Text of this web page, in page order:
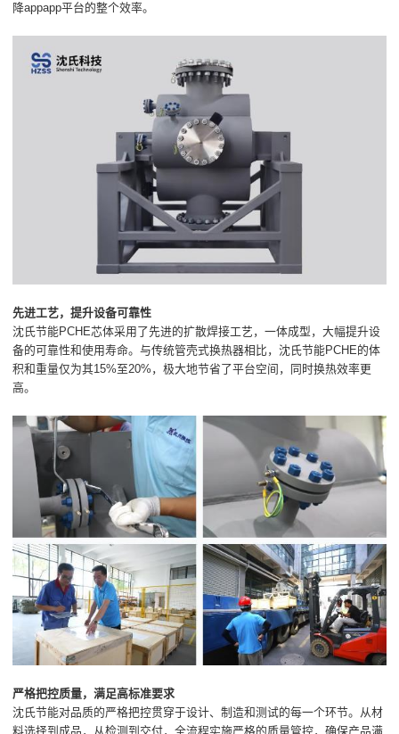
降appapp平台的整个效率。
先进工艺，提升设备可靠性
沈氏节能PCHE芯体采用了先进的扩散焊接工艺，一体成型，大幅提升设
备的可靠性和使用寿命。与传统管壳式换热器相比，沈氏节能PCHE的体
积和重量仅为其15%至20%，极大地节省了平台空间，同时换热效率更
高。
严格把控质量，满足高标准要求
沈氏节能对品质的严格把控贯穿于设计、制造和测试的每一个环节。从材
料选择到成品，从检测到交付，全流程实施严格的质量管控，确保产品满